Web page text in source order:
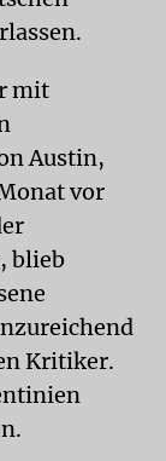
mit
Austin,
vor
blieb
Kritiker.